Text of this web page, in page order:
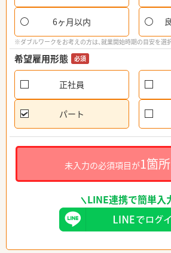
6ヶ月以内
※ダブルワークをお考えの方は、就業開始時期の目安を選
希望雇用形態 必須
正社員
パート
未入力の必須項目が1箇所
LINE連携で簡単入